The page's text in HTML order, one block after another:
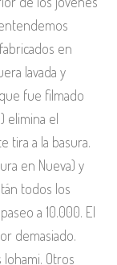
en
lavada y
fue filmado
elimina el
tira a la basura.
en Nueva) y
todos los
a 10.000. El
demasiado.
Otros